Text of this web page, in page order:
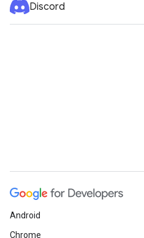
Discord
Android
Chrome